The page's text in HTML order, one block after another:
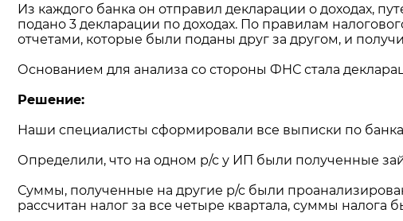
Из каждого банка он отправил декларации о доходах,
подано 3 декларации по доходах. По правилам
отчетами, которые были поданы друг за другом, и
Основанием для анализа со стороны ФНС стала
Решение:
Наши специалисты сформировали все выписки по
Определили, что на одном р/с у ИП были полученные
Суммы, полученные на другие р/с были
рассчитан налог за все четыре квартала, суммы